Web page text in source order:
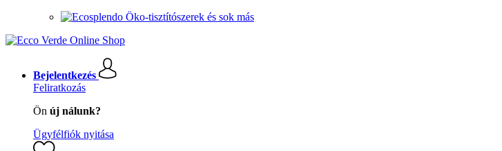
Öko-tisztítószerek és sok más
Bejelentkezés
Feliratkozás
Ön új nálunk?
Ügyfélfiók nyitása